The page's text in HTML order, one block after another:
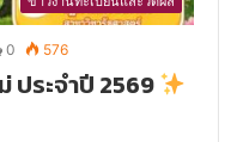
0 576
ประจำปี 2569